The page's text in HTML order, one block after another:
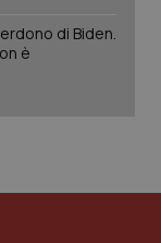
di Biden.
è